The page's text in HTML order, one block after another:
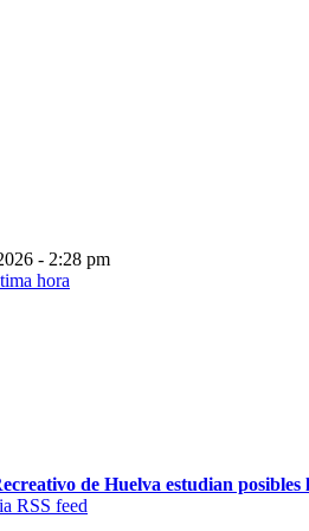
- 2:28 pm
de Huelva estudian posibles